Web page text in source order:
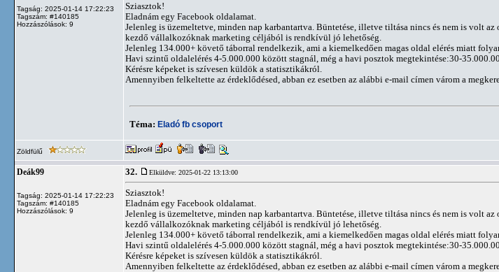
Tagság: 2025-01-14 17:22:23
Tagszám: #140185
Hozzászólások: 9
Sziasztok!
Eladnám egy Facebook oldalamat.
Jelenleg is üzemeltetve, minden nap karbantartva. Büntetése, illetve tiltása nincs és nem is volt
kezdő vállalkozóknak marketing céljából is rendkívül jó lehetőség.
Jelenleg 134.000+ követő táborral rendelkezik, ami a kiemelkedően magas oldal elérés miatt
Havi szintű oldalelérés 4-5.000.000 között stagnál, még a havi posztok megtekintése:30-
Kérésre képeket is szívesen küldök a statisztikákról.
Amennyiben felkeltette az érdeklődésed, abban ez esetben az alábbi e-mail címen várom a
Téma: Eladó fb csoport
Zöldfülű
Deák99
Tagság: 2025-01-14 17:22:23
Tagszám: #140185
Hozzászólások: 9
32. Elküldve: 2025-01-22 13:13:00
Sziasztok!
Eladnám egy Facebook oldalamat.
Jelenleg is üzemeltetve, minden nap karbantartva. Büntetése, illetve tiltása nincs és nem is volt
kezdő vállalkozóknak marketing céljából is rendkívül jó lehetőség.
Jelenleg 134.000+ követő táborral rendelkezik, ami a kiemelkedően magas oldal elérés miatt
Havi szintű oldalelérés 4-5.000.000 között stagnál, még a havi posztok megtekintése:30-
Kérésre képeket is szívesen küldök a statisztikákról.
Amennyiben felkeltette az érdeklődésed, abban ez esetben az alábbi e-mail címen várom a